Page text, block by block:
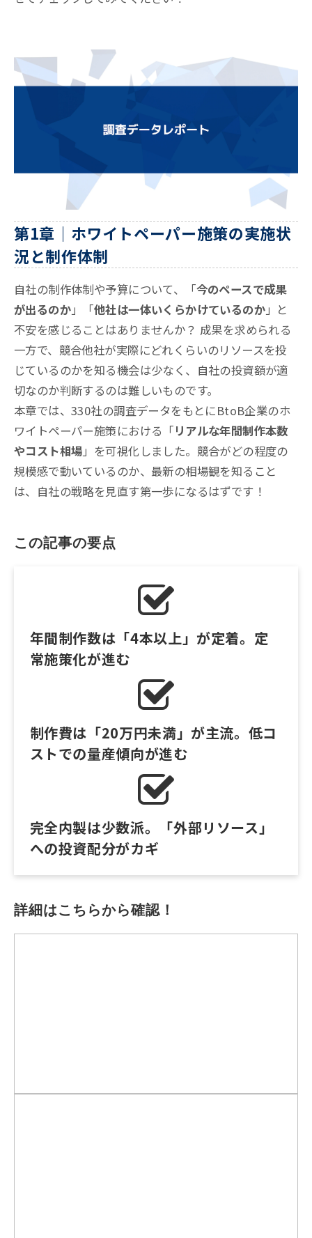
第1章｜ホワイトペーパー施策の実施状
況と制作体制
自社の制作体制や予算について、「今のペースで成果
が出るのか」「他社は一体いくらかけているのか」と
不安を感じることはありませんか？ 成果を求められる
一方で、競合他社が実際にどれくらいのリソースを投
じているのかを知る機会は少なく、自社の投資額が適
切なのか判断するのは難しいものです。
本章では、330社の調査データをもとにBtoB企業のホ
ワイトペーパー施策における「リアルな年間制作本数
やコスト相場」を可視化しました。競合がどの程度の
規模感で動いているのか、最新の相場観を知ること
は、自社の戦略を見直す第一歩になるはずです！
この記事の要点
年間制作数は「4本以上」が定着。定
常施策化が進む
制作費は「20万円未満」が主流。低コ
ストでの量産傾向が進む
完全内製は少数派。「外部リソース」
への投資配分がカギ
詳細はこちらから確認！